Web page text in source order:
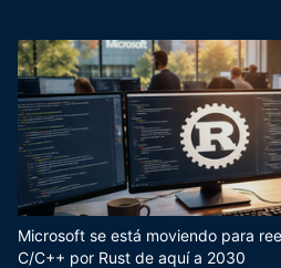
Microsoft se está moviendo para
C/C++ por Rust de aquí a 2030